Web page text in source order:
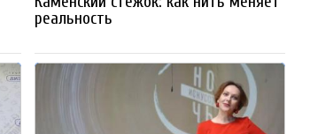
реальность